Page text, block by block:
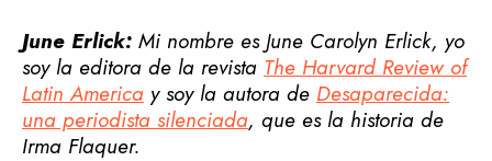
June Erlick: Mi nombre es June Carolyn Erlick, yo
soy la editora de la revista The Harvard Review of
Latin America y soy la autora de Desaparecida:
una periodista silenciada, que es la historia de
Irma Flaquer.